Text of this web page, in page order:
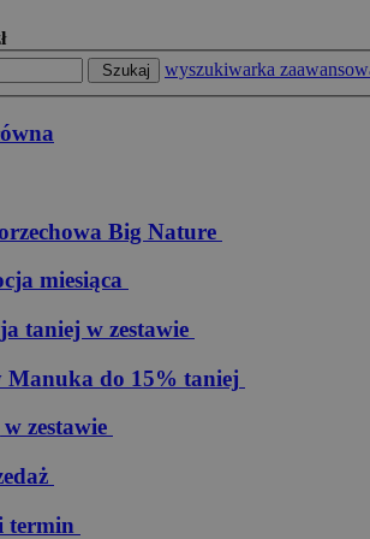
Szukaj wyszukiwarka
Big Nature
miesiąca
taniej w zestawie
Manuka do 15% taniej
zestawie
termin